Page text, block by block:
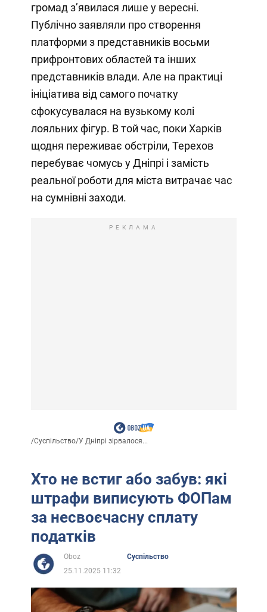
громад з’явилася лише у вересні.
Публічно заявляли про створення
платформи з представників восьми
прифронтових областей та інших
представників влади. Але на практиці
ініціатива від самого початку
сфокусувалася на вузькому колі
лояльних фігур. В той час, поки Харків
щодня переживає обстріли, Терехов
перебуває чомусь у Дніпрі і замість
реальної роботи для міста витрачає час
на сумнівні заходи.
РЕКЛАМА
/Суспільство/У Дніпрі зірвалося...
Хто не встиг або забув: які
штрафи виписують ФОПам
за несвоєчасну сплату
податків
Oboz
Суспільство
25.11.2025 11:32